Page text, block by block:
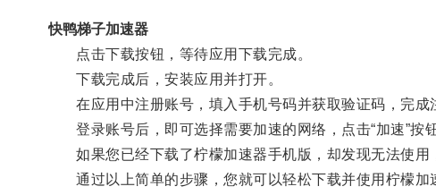
快鸭梯子加速器
点击下载按钮，等待应用下载完成。
下载完成后，安装应用并打开。
在应用中注册账号，填入手机号码并获取验证码，完成
登录账号后，即可选择需要加速的网络，点击“加速”按
如果您已经下载了柠檬加速器手机版，却发现无法使用
通过以上简单的步骤，您就可以轻松下载并使用柠檬加